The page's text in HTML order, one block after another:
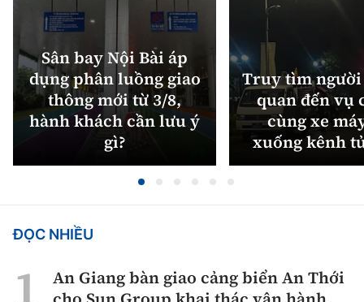
Sân bay Nội Bài áp
dụng phân luồng giao
thông mới từ 3/8,
hành khách cần lưu ý
gì?
Truy tìm
quan đến vụ
cùng xe
xuống kênh
ĐỌC NHIỀU
An Giang bàn giao cảng biển An Thới